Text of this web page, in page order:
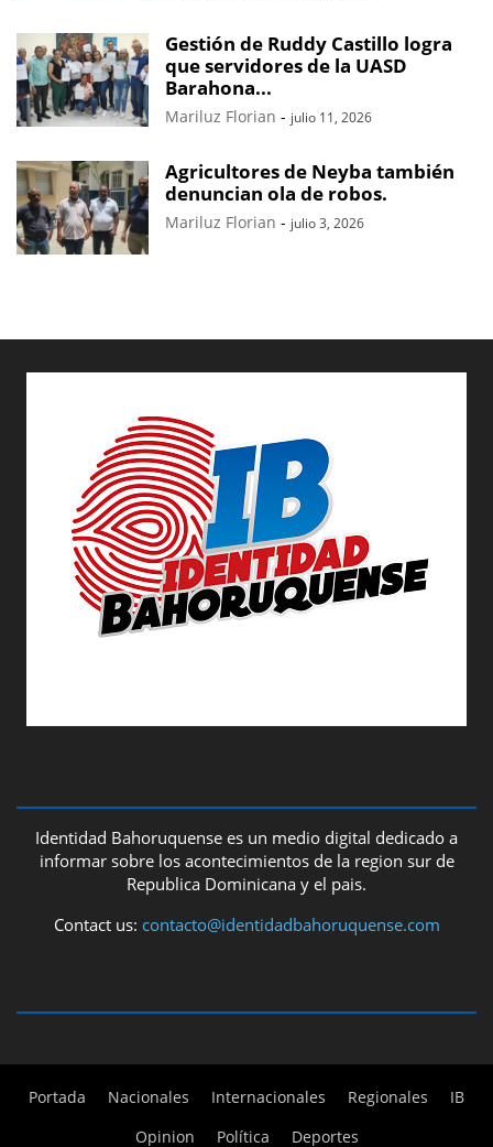
Gestión de Ruddy Castillo logra
que servidores de la UASD
Barahona...
Mariluz Florian - julio 11, 2026
Agricultores de Neyba también
denuncian ola de robos.
Mariluz Florian - julio 3, 2026
Identidad Bahoruquense es un medio digital dedicado a
informar sobre los acontecimientos de la region sur de
Republica Dominicana y el pais.
Contact us: contacto@identidadbahoruquense.com
Portada Nacionales Internacionales Regionales
IB
Opinion
Política Deportes